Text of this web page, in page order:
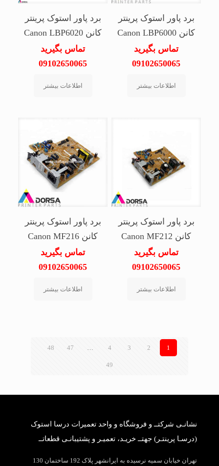
برد پاور استوک پرینتر
کانن Canon LBP6000
تماس بگیرید
09102650065
اطلاعات بیشتر
برد پاور استوک پرینتر
کانن Canon LBP6020
تماس بگیرید
09102650065
اطلاعات بیشتر
برد پاور استوک پرینتر
کانن Canon MF212
تماس بگیرید
09102650065
اطلاعات بیشتر
برد پاور استوک پرینتر
کانن Canon MF216
تماس بگیرید
09102650065
اطلاعات بیشتر
1
2
3
4
…
47
48
49
نشانـی شرکتــ و فروشگاه و واحد تعمیرات درسا استوک
(درسـا پرینتـر) جهتــ خریـد، تعمیـر و پشتیبانـی قطعاتــ
تهران خیابان سمیه نرسیده به ایرانشهر پلاک 192 ساختمان 130